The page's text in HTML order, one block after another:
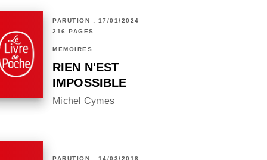
PARUTION : 17/01/2024
216 PAGES
MÉMOIRES
RIEN N'EST
IMPOSSIBLE
Michel Cymes